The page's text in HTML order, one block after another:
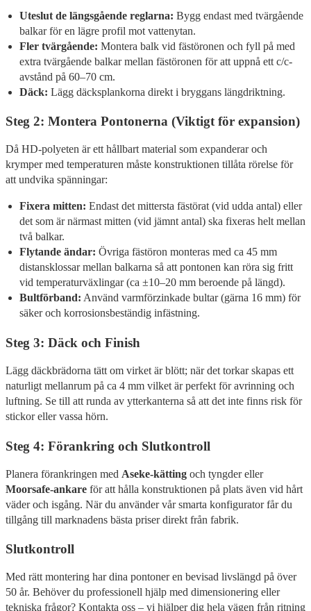
Uteslut de längsgående reglarna: Bygg endast med tvärgående
balkar för en lägre profil mot vattenytan.
Fler tvärgående: Montera balk vid fästöronen och fyll på med
extra tvärgående balkar mellan fästöronen för att uppnå ett c/c-
avstånd på 60–70 cm.
Däck: Lägg däcksplankorna direkt i bryggans längdriktning.
Steg 2: Montera Pontonerna (Viktigt för expansion)
Då HD-polyeten är ett hållbart material som expanderar och
krymper med temperaturen måste konstruktionen tillåta rörelse för
att undvika spänningar:
Fixera mitten: Endast det mittersta fästörat (vid udda antal) eller
det som är närmast mitten (vid jämnt antal) ska fixeras helt mellan
två balkar.
Flytande ändar: Övriga fästöron monteras med ca 45 mm
distansklossar mellan balkarna så att pontonen kan röra sig fritt
vid temperaturväxlingar (ca ±10–20 mm beroende på längd).
Bultförband: Använd varmförzinkade bultar (gärna 16 mm) för
säker och korrosionsbeständig infästning.
Steg 3: Däck och Finish
Lägg däckbrädorna tätt om virket är blött; när det torkar skapas ett
naturligt mellanrum på ca 4 mm vilket är perfekt för avrinning och
luftning. Se till att runda av ytterkanterna så att det inte finns risk för
stickor eller vassa hörn.
Steg 4: Förankring och Slutkontroll
Planera förankringen med Aseke-kätting och tyngder eller
Moorsafe-ankare för att hålla konstruktionen på plats även vid hårt
väder och isgång. När du använder vår smarta konfigurator får du
tillgång till marknadens bästa priser direkt från fabrik.
Slutkontroll
Med rätt montering har dina pontoner en bevisad livslängd på över
50 år. Behöver du professionell hjälp med dimensionering eller
tekniska frågor? Kontakta oss – vi hjälper dig hela vägen från ritning